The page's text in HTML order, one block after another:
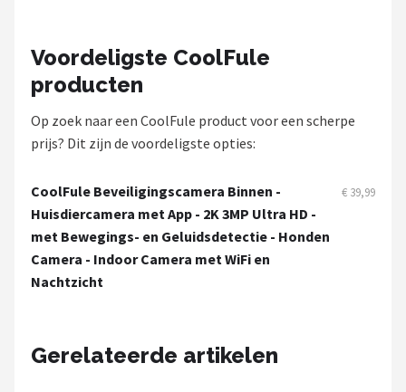
Foscam
Smartwares
ieGeek
Alle merken →
Voordeligste CoolFule
producten
Op zoek naar een CoolFule product voor een scherpe
prijs? Dit zijn de voordeligste opties:
CoolFule Beveiligingscamera Binnen -
Huisdiercamera met App - 2K 3MP Ultra HD -
met Bewegings- en Geluidsdetectie - Honden
Camera - Indoor Camera met WiFi en
Nachtzicht
€ 39,99
Gerelateerde artikelen